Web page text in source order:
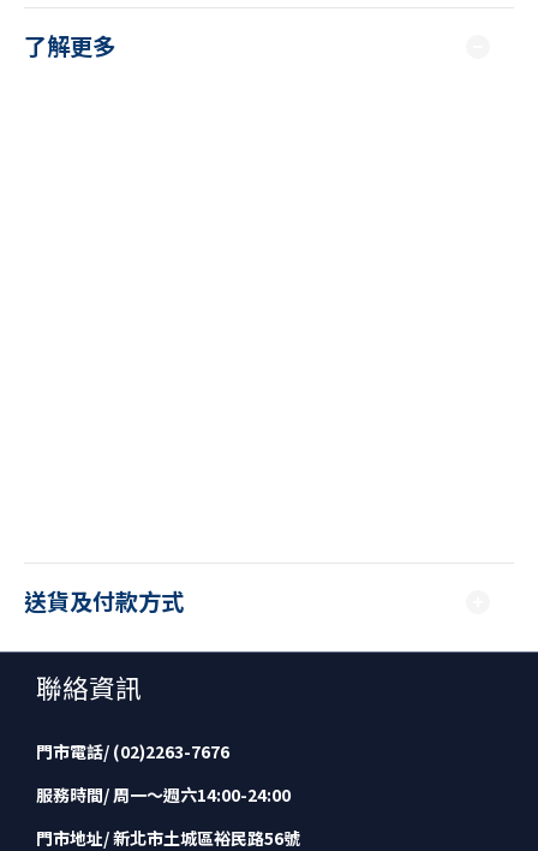
了解更多
送貨及付款方式
聯絡資訊
門市電話/ (02)2263-7676
服務時間/ 周一～週六14:00-24:00
門市地址/ 新北市土城區裕民路56號